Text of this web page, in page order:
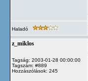
Haladó
z_miklos
Tagság: 2003-01-28 00:00:00
Tagszám: #889
Hozzászólások: 245